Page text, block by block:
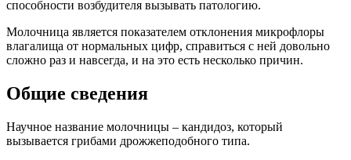
способности возбудителя вызывать патологию.
Молочница является показателем отклонения микрофлоры
влагалища от нормальных цифр, справиться с ней довольно
сложно раз и навсегда, и на это есть несколько причин.
Общие сведения
Научное название молочницы – кандидоз, который
вызывается грибами дрожжеподобного типа.